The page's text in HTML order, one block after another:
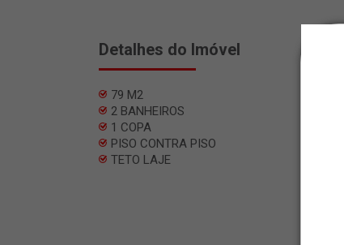
Detalhes do Imóvel
79 M2
2 BANHEIROS
1 COPA
PISO CONTRA PISO
TETO LAJE